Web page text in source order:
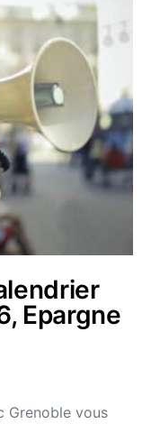
Epargne
Grenoble vous